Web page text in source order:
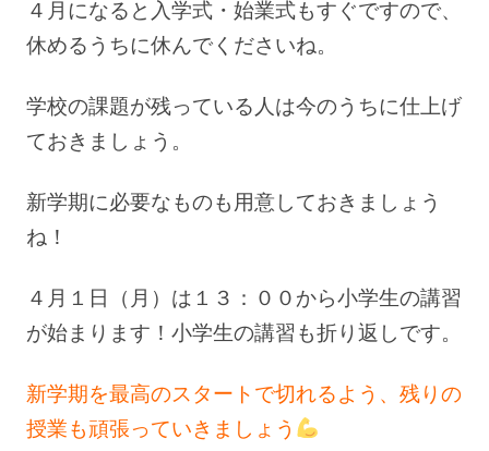
４月になると入学式・始業式もすぐですので、
休めるうちに休んでくださいね。
学校の課題が残っている人は今のうちに仕上げ
ておきましょう。
新学期に必要なものも用意しておきましょう
ね！
４月１日（月）は１３：００から小学生の講習
が始まります！小学生の講習も折り返しです。
新学期を最高のスタートで切れるよう、残りの
授業も頑張っていきましょう